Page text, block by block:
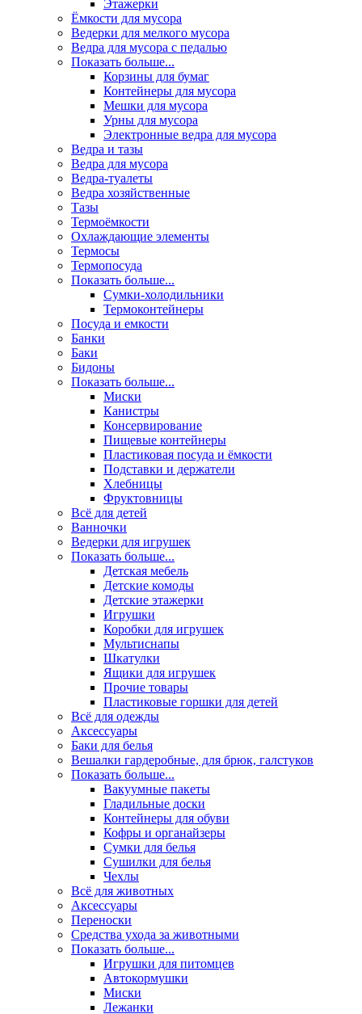
Этажерки
Ёмкости для мусора
Ведерки для мелкого мусора
Ведра для мусора с педалью
Показать больше...
Корзины для бумаг
Контейнеры для мусора
Мешки для мусора
Урны для мусора
Электронные ведра для мусора
Ведра и тазы
Ведра для мусора
Ведра-туалеты
Ведра хозяйственные
Тазы
Термоёмкости
Охлаждающие элементы
Термосы
Термопосуда
Показать больше...
Сумки-холодильники
Термоконтейнеры
Посуда и емкости
Банки
Баки
Бидоны
Показать больше...
Миски
Канистры
Консервирование
Пищевые контейнеры
Пластиковая посуда и ёмкости
Подставки и держатели
Хлебницы
Фруктовницы
Всё для детей
Ванночки
Ведерки для игрушек
Показать больше...
Детская мебель
Детские комоды
Детские этажерки
Игрушки
Коробки для игрушек
Мультиснапы
Шкатулки
Ящики для игрушек
Прочие товары
Пластиковые горшки для детей
Всё для одежды
Аксессуары
Баки для белья
Вешалки гардеробные, для брюк, галстуков
Показать больше...
Вакуумные пакеты
Гладильные доски
Контейнеры для обуви
Кофры и органайзеры
Сумки для белья
Сушилки для белья
Чехлы
Всё для животных
Аксесcуары
Переноски
Средства ухода за животными
Показать больше...
Игрушки для питомцев
Автокормушки
Миски
Лежанки